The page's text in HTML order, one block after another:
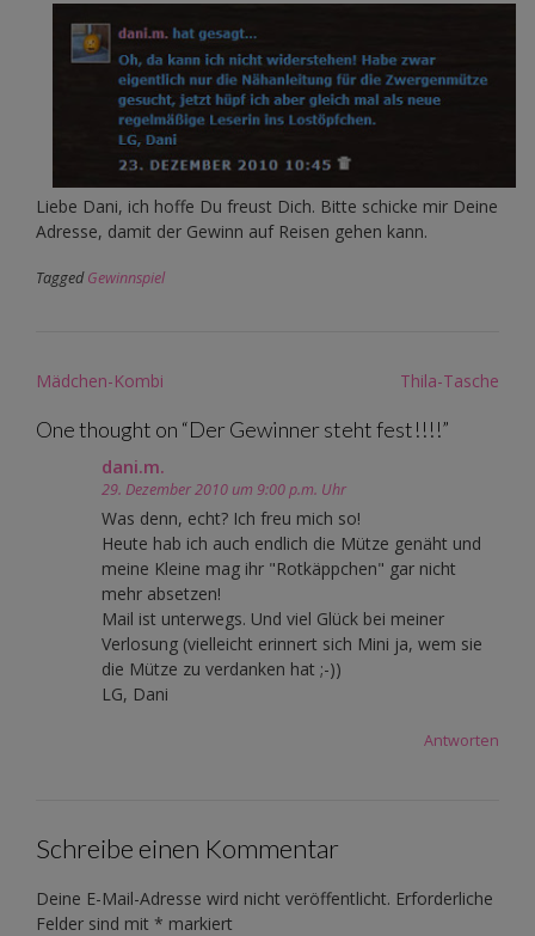
Liebe Dani, ich hoffe Du freust Dich. Bitte schicke mir Deine
Adresse, damit der Gewinn auf Reisen gehen kann.
TaggedGewinnspiel
Post
Mädchen-Kombi Thila-Tasche
One thought on “Der Gewinner steht fest!!!!”
dani.m.
29. Dezember 2010 um 9:00 p.m. Uhr
Was denn, echt? Ich freu mich so!
Heute hab ich auch endlich die Mütze genäht und
meine Kleine mag ihr "Rotkäppchen" gar nicht
mehr absetzen!
Mail ist unterwegs. Und viel Glück bei meiner
Verlosung (vielleicht erinnert sich Mini ja, wem sie
die Mütze zu verdanken hat ;-))
LG, Dani
Antworten
Schreibe einen Kommentar
Deine E-Mail-Adresse wird nicht veröffentlicht. Erforderliche
Felder sind mit * markiert